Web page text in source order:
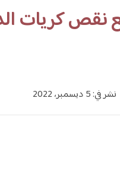
نقص كريات
نشر في: 5 ديسمبر، 2022